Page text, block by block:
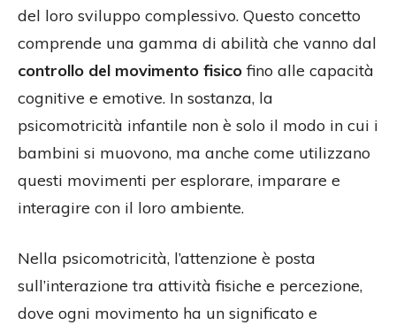
del loro sviluppo complessivo. Questo concetto
comprende una gamma di abilità che vanno dal
controllo del movimento fisico fino alle capacità
cognitive e emotive. In sostanza, la
psicomotricità infantile non è solo il modo in cui i
bambini si muovono, ma anche come utilizzano
questi movimenti per esplorare, imparare e
interagire con il loro ambiente.
Nella psicomotricità, l’attenzione è posta
sull’interazione tra attività fisiche e percezione,
dove ogni movimento ha un significato e